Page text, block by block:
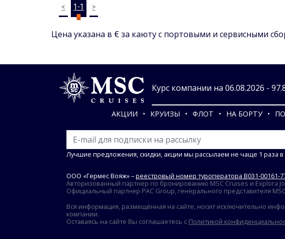
< 1-1 >
Цена указана в € за каюту с портовыми и сервисными
Курс компании на 06.08.2026 -
АКЦИИ КРУИЗЫ ФЛОТ НА БОРТУ
Лучшие предложения, скидки, акции мы рассылаем не чаще 1 раза
ООО «Гермес Вояж» –реестровый номер туроператора В031-00161-
Авторизованный партнер по бронированию MSC Cruises и Explora
Официальный партнер PAC Group, генерального представителя
Вся информация, размещённая на сайте, носит исключительно
компании.
Оставаясь на сайте Вы соглашаетесь с Политикой